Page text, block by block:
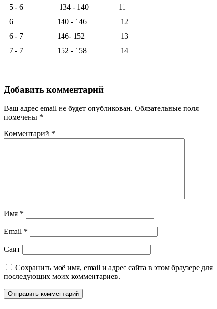
5 - 6
134 - 140
11
6
140 - 146
12
6 - 7
146- 152
13
7 - 7
152 - 158 14
Добавить комментарий
Ваш адрес email не будет опубликован. Обязательные поля
помечены *
Комментарий *
Имя *
Email *
Сайт
Сохранить моё имя, email и адрес сайта в этом браузере для
последующих моих комментариев.